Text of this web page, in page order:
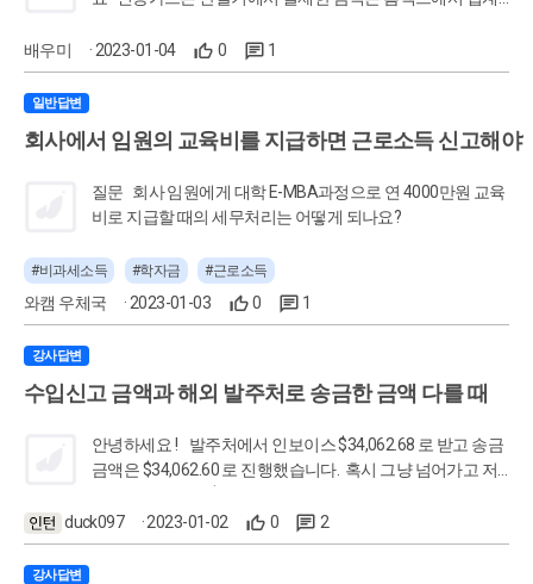
들고 다니는 이동 단말기 도 홈텍스에 집계 되나요? 건강하
세요.
배우미 · 2023-01-04 0 1
일반답변
회사에서 임원의 교육비를 지급하면 근로소득 신고해야
질문 회사 임원에게 대학 E-MBA과정으로 연 4000만원 교육
비로 지급할 때의 세무처리는 어떻게 되나요?
와캠 우체국 · 2023-01-03 0 1
#비과세소득 #학자금 #근로소득
강사답변
수입신고 금액과 해외 발주처로 송금한 금액 다를 때
안녕하세요 ! 발주처에서 인보이스 $34,062.68 로 받고 송금
금액은 $34,062.60 로 진행했습니다. 혹시 그냥 넘어가고 저
요?
duck097 · 2023-01-02 0 2
강사답변